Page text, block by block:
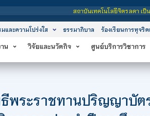
สถาบันเทคโนโลยีจิตรลดา เป็นสถาบันอุด
และความโปร่งใส ธรรมาภิบาล ร้องเรียนการทุจริ
น วิจัยและนวัตกิจ ศูนย์บริการวิชาการ
พระราชทานปริญญาบัต